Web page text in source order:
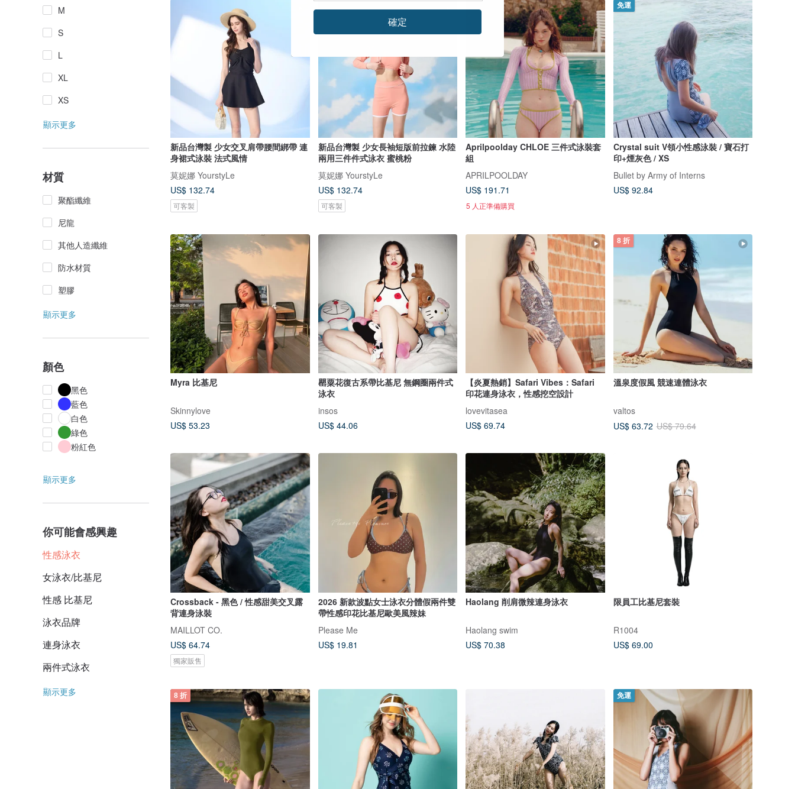
M
S
L
XL
XS
顯示更多
材質
聚酯纖維
尼龍
其他人造纖維
防水材質
塑膠
顯示更多
顏色
黑色
藍色
白色
綠色
粉紅色
顯示更多
你可能會感興趣
性感泳衣
女泳衣/比基尼
性感 比基尼
泳衣品牌
連身泳衣
兩件式泳衣
顯示更多
新品台灣製 少女交叉肩帶腰間綁帶 連
身裙式泳裝 法式風情
莫妮娜 YourstyLe
US$ 132.74
可客製
新品台灣製 少女長袖短版前拉鍊 水陸
兩用三件件式泳衣 蜜桃粉
莫妮娜 YourstyLe
US$ 132.74
可客製
Aprilpoolday CHLOE 三件式泳裝套
組
APRILPOOLDAY
US$ 191.71
5 人正準備購買
免運
Crystal suit V領小性感泳裝 / 寶石打
印+煙灰色 / XS
Bullet by Army of Interns
US$ 92.84
Myra 比基尼
Skinnylove
US$ 53.23
罌粟花復古系帶比基尼 無鋼圈兩件式
泳衣
insos
US$ 44.06
【炎夏熱銷】Safari Vibes：Safari
印花連身泳衣，性感挖空設計
lovevitasea
US$ 69.74
8 折
溫泉度假風 競速連體泳衣
valtos
US$ 63.72 US$ 79.64
Crossback - 黑色 / 性感甜美交叉露
背連身泳裝
MAILLOT CO.
US$ 64.74
獨家販售
2026 新款波點女士泳衣分體假兩件雙
帶性感印花比基尼歐美風辣妹
Please Me
US$ 19.81
Haolang 削肩微辣連身泳衣
Haolang swim
US$ 70.38
限員工比基尼套裝
R1004
US$ 69.00
8 折 免運
確定